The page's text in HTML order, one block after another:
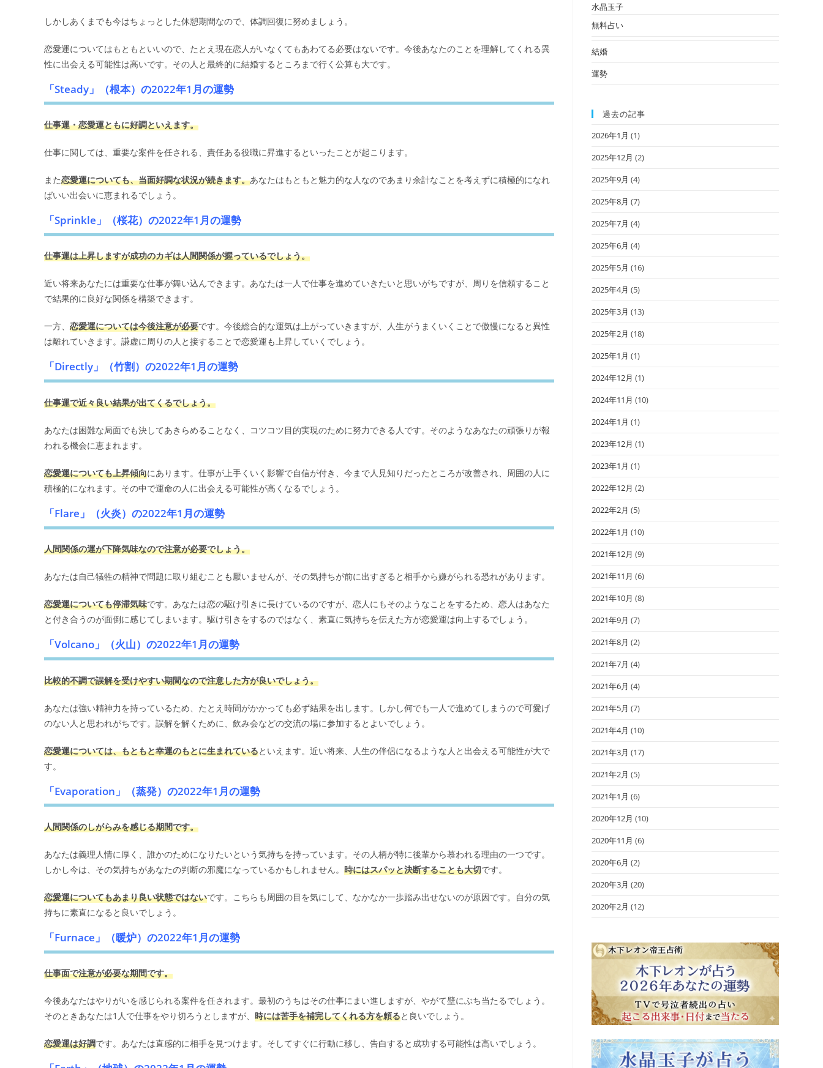
しかしあくまでも今はちょっとした休憩期間なので、体調回復に努めましょう。
恋愛運についてはもともといいので、たとえ現在恋人がいなくてもあわてる必要はないです。今後あなたのことを理解してくれる異
性に出会える可能性は高いです。その人と最終的に結婚するところまで行く公算も大です。
「Steady」（根本）の2022年1月の運勢
仕事運・恋愛運ともに好調といえます。
仕事に関しては、重要な案件を任される、責任ある役職に昇進するといったことが起こります。
また恋愛運についても、当面好調な状況が続きます。あなたはもともと魅力的な人なのであまり余計なことを考えずに積極的になれ
ばいい出会いに恵まれるでしょう。
「Sprinkle」（桜花）の2022年1月の運勢
仕事運は上昇しますが成功のカギは人間関係が握っているでしょう。
近い将来あなたには重要な仕事が舞い込んできます。あなたは一人で仕事を進めていきたいと思いがちですが、周りを信頼すること
で結果的に良好な関係を構築できます。
一方、 恋愛運については今後注意が必要です。今後総合的な運気は上がっていきますが、人生がうまくいくことで傲慢になると異性
は離れていきます。謙虚に周りの人と接することで恋愛運も上昇していくでしょう。
「Directly」（竹割）の2022年1月の運勢
仕事運で近々良い結果が出てくるでしょう。
あなたは困難な局面でも決してあきらめることなく、コツコツ目的実現のために努力できる人です。そのようなあなたの頑張りが報
われる機会に恵まれます。
恋愛運についても上昇傾向にあります。仕事が上手くいく影響で自信が付き、今まで人見知りだったところが改善され、周囲の人に
積極的になれます。その中で運命の人に出会える可能性が高くなるでしょう。
「Flare」（火炎）の2022年1月の運勢
人間関係の運が下降気味なので注意が必要でしょう。
あなたは自己犠牲の精神で問題に取り組むことも厭いませんが、その気持ちが前に出すぎると相手から嫌がられる恐れがあります。
恋愛運についても停滞気味です。あなたは恋の駆け引きに長けているのですが、恋人にもそのようなことをするため、恋人はあなた
と付き合うのが面倒に感じてしまいます。駆け引きをするのではなく、素直に気持ちを伝えた方が恋愛運は向上するでしょう。
「Volcano」（火山）の2022年1月の運勢
比較的不調で誤解を受けやすい期間なので注意した方が良いでしょう。
あなたは強い精神力を持っているため、たとえ時間がかかっても必ず結果を出します。しかし何でも一人で進めてしまうので可愛げ
のない人と思われがちです。誤解を解くために、飲み会などの交流の場に参加するとよいでしょう。
恋愛運については、もともと幸運のもとに生まれているといえます。近い将来、人生の伴侶になるような人と出会える可能性が大で
す。
「Evaporation」（蒸発）の2022年1月の運勢
人間関係のしがらみを感じる期間です。
あなたは義理人情に厚く、誰かのためになりたいという気持ちを持っています。その人柄が特に後輩から慕われる理由の一つです。
しかし今は、その気持ちがあなたの判断の邪魔になっているかもしれません。 時にはスパッと決断することも大切です。
恋愛運についてもあまり良い状態ではないです。こちらも周囲の目を気にして、なかなか一歩踏み出せないのが原因です。自分の気
持ちに素直になると良いでしょう。
「Furnace」（暖炉）の2022年1月の運勢
仕事面で注意が必要な期間です。
今後あなたはやりがいを感じられる案件を任されます。最初のうちはその仕事にまい進しますが、やがて壁にぶち当たるでしょう。
そのときあなたは1人で仕事をやり切ろうとしますが、 時には苦手を補完してくれる方を頼ると良いでしょう。
恋愛運は好調です。あなたは直感的に相手を見つけます。そしてすぐに行動に移し、告白すると成功する可能性は高いでしょう。
水晶玉子
無料占い
結婚
運勢
過去の記事
2026年1月 (1)
2025年12月 (2)
2025年9月 (4)
2025年8月 (7)
2025年7月 (4)
2025年6月 (4)
2025年5月 (16)
2025年4月 (5)
2025年3月 (13)
2025年2月 (18)
2025年1月 (1)
2024年12月 (1)
2024年11月 (10)
2024年1月 (1)
2023年12月 (1)
2023年1月 (1)
2022年12月 (2)
2022年2月 (5)
2022年1月 (10)
2021年12月 (9)
2021年11月 (6)
2021年10月 (8)
2021年9月 (7)
2021年8月 (2)
2021年7月 (4)
2021年6月 (4)
2021年5月 (7)
2021年4月 (10)
2021年3月 (17)
2021年2月 (5)
2021年1月 (6)
2020年12月 (10)
2020年11月 (6)
2020年6月 (2)
2020年3月 (20)
2020年2月 (12)